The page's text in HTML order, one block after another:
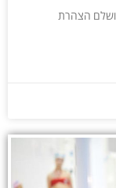
הצהרת